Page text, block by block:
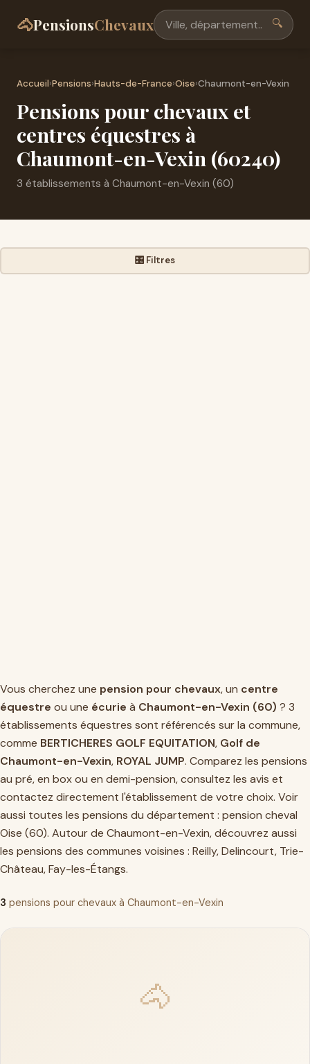
🐴PensionsChevaux 🔍
Accueil›Pensions›Hauts-de-France›Oise›Chaumont-en-Vexin
Pensions pour chevaux et
centres équestres à
Chaumont-en-Vexin (60240)
3 établissements à Chaumont-en-Vexin (60)
🎛️ Filtres
Vous cherchez une pension pour chevaux, un centre
équestre ou une écurie à Chaumont-en-Vexin (60) ? 3
établissements équestres sont référencés sur la commune,
comme BERTICHERES GOLF EQUITATION, Golf de
Chaumont-en-Vexin, ROYAL JUMP. Comparez les pensions
au pré, en box ou en demi-pension, consultez les avis et
contactez directement l'établissement de votre choix. Voir
aussi toutes les pensions du département : pension cheval
Oise (60). Autour de Chaumont-en-Vexin, découvrez aussi
les pensions des communes voisines : Reilly,Delincourt, Trie-
Château,Fay-les-Étangs.
3 pensions pour chevaux à Chaumont-en-Vexin
🐴